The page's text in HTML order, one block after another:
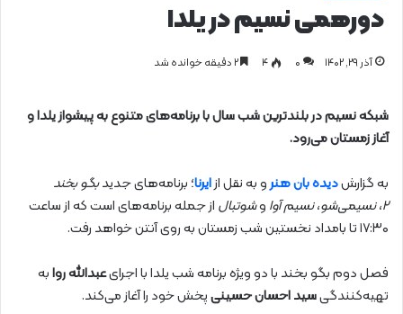
دورهمی نسیم در یلدا
آذر ۲۹, ۱۴۰۲ 0 ۴
شبکه نسیم در بلندترین شب سال با برنامه‌های متنوع به پیشواز یلدا و
آغاز زمستان می‌رود.
به گزارشدیده بان هنرو به نقل ازایرنا؛ برنامه‌های جدیدبگو بخند
۲،نسیمی‌شو،نسیم آوا وشوتبال از جمله برنامه‌های است که از ساعت
۱۷:۳۰ تا بامداد نخستین شب زمستان به روی آنتن خواهد رفت.
فصل دوم بگو بخند با دو ویژه برنامه شب یلدا با اجرایعبدالله روابه
تهیه‌کنندگیسید احسان حسینیپخش خود را آغاز می‌کند.